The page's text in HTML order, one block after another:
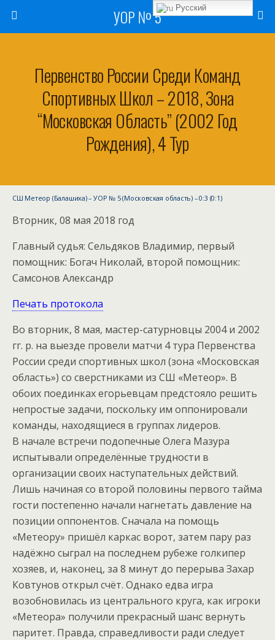
УОР № 5
Первенство России Среди Команд
Спортивных Школ – 2018, Зона
“Московская Область” (2002 Год
Рождения), 4 Тур
СШ Метеор (Балашиха) – УОР № 5 (Московская область) – 0:3 (0:1)
Вторник, 08 мая 2018 год
Главный судья: Сельдяков Владимир, первый
помощник: Богач Николай, второй помощник:
Самсонов Александр
Печать протокола
Во вторник, 8 мая, мастер-сатурновцы 2004 и 2002
гг. р. на выезде провели матчи 4 тура Первенства
России среди спортивных школ (зона «Московская
область») со сверстниками из СШ «Метеор». В
обоих поединках егорьевцам предстояло решить
непростые задачи, поскольку им оппонировали
команды, находящиеся в группах лидеров.
В начале встречи подопечные Олега Мазура
испытывали определённые трудности в
организации своих наступательных действий.
Лишь начиная со второй половины первого тайма
гости постепенно начали нагнетать давление на
позиции оппонентов. Сначала на помощь
«Метеору» пришёл каркас ворот, затем пару раз
надёжно сыграл на последнем рубеже голкипер
хозяев, и, наконец, за 8 минут до перерыва Захар
Ковтунов открыл счёт. Однако едва игра
возобновилась из центрального круга, как игроки
«Метеора» получили прекрасный шанс вернуть
паритет. Правда, справедливости ради следует
Русский